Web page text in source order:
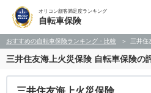
オリコン顧客満足度ランキング
自転車保険
おすすめの自転車保険ランキング・比較 三井住
三井住友海上火災保険 自転車保険の
三井住友海上火災保険